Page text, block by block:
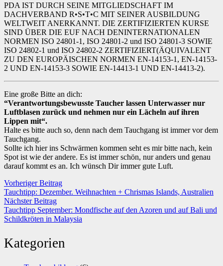
PDA IST DURCH SEINE MITGLIEDSCHAFT IM
DACHVERBAND R•S•T•C MIT SEINER AUSBILDUNG
WELTWEIT ANERKANNT. DIE ZERTIFIZIERTEN KURSE
SIND ÜBER DIE EUF NACH DENINTERNATIONALEN
NORMEN ISO 24801-1, ISO 24801-2 und ISO 24801-3 SOWIE
ISO 24802-1 und ISO 24802-2 ZERTIFIZIERT(ÄQUIVALENT
ZU DEN EUROPÄISCHEN NORMEN EN-14153-1, EN-14153-
2 UND EN-14153-3 SOWIE EN-14413-1 UND EN-14413-2).
Eine große Bitte an dich:
“Verantwortungsbewusste Taucher lassen Unterwasser nur
Luftblasen zurück und nehmen nur ein Lächeln auf ihren
Lippen mit“.
Halte es bitte auch so, denn nach dem Tauchgang ist immer vor dem
Tauchgang.
Sollte ich hier ins Schwärmen kommen seht es mir bitte nach, kein
Spot ist wie der andere. Es ist immer schön, nur anders und genau
darauf kommt es an. Ich wünsch Dir immer gute Luft.
Vorheriger Beitrag
Tauchtipp: Dezember. Weihnachten + Chrismas Islands, Australien
Nächster Beitrag
Tauchtipp September: Mondfische auf den Azoren und auf Bali und
Schildkröten in Malaysia
Kategorien